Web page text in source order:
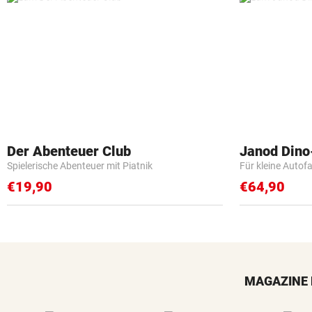
Der Abenteuer Club
Spielerische Abenteuer mit Piatnik
€19,90
Janod
Für kleine
€64,90
MAGAZINE